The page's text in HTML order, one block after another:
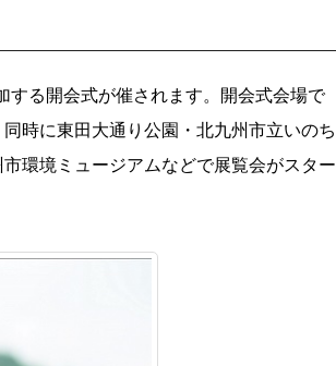
る開会式が催されます。開会式会場で
時に東田大通り公園・北九州市立いのち
環境ミュージアムなどで展覧会がスター